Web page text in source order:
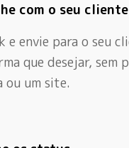
com o seu cliente
e envie para o seu
que desejar, sem
ou um site.